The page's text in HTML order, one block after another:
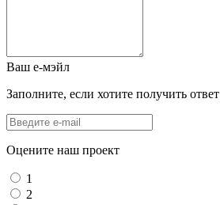
Ваш е-мэйл
Заполните, если хотите получить ответ
Оцените наш проект
1
2